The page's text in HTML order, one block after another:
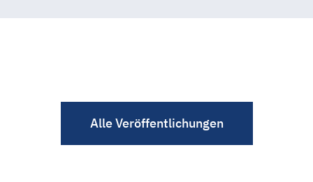
Alle Veröffentlichungen